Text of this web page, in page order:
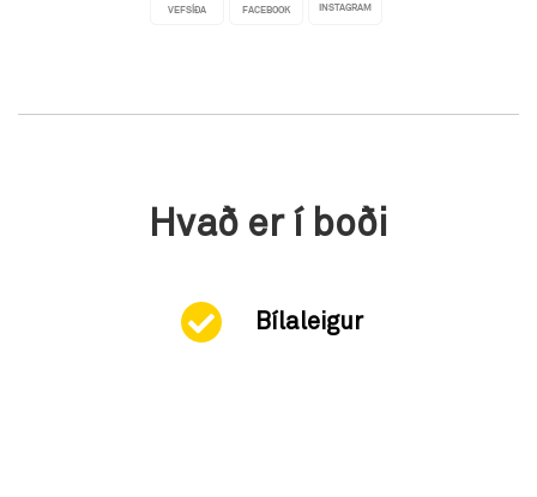
VEFSÍÐA FACEBOOK INSTAGRAM
Hvað er í boði
Bílaleigur